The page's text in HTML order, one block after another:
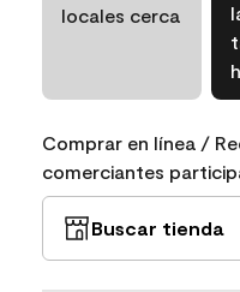
locales cerca
Comprar en línea /
comerciantes
Buscar tienda